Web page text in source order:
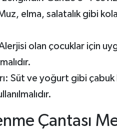
elma, salatalık gibi
olan çocuklar için
Süt ve yoğurt gibi
Çantası